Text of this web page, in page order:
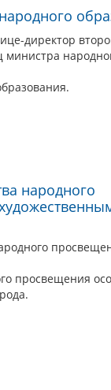
директор
министра
народного
просвещения